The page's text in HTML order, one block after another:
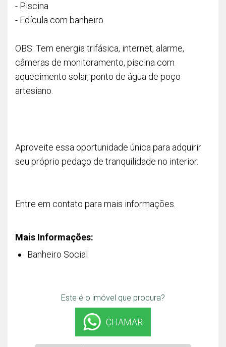
- Piscina
- Edícula com banheiro
OBS: Tem energia trifásica, internet, alarme,
câmeras de monitoramento, piscina com
aquecimento solar, ponto de água de poço
artesiano.
Aproveite essa oportunidade única para adquirir
seu próprio pedaço de tranquilidade no interior.
Entre em contato para mais informações.
Mais Informações:
Banheiro Social
Este é o imóvel que procura?
CHAMAR